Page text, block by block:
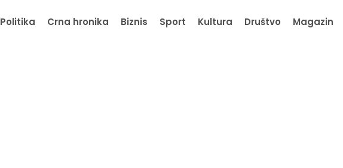
Politika Crna hronika Biznis Sport Kultura Društvo Magazin